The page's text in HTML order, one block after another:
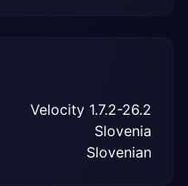
Velocity 1.7.2-26.2
Slovenia
Slovenian